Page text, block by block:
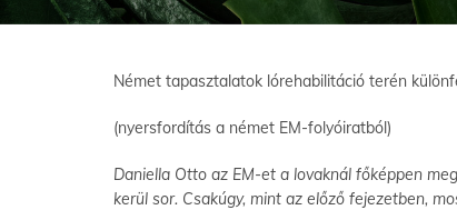
Német tapasztalatok lórehabilitáció terén
(nyersfordítás a német EM-folyóiratból)
Daniella Otto az EM-et a lovaknál főképpen
kerül sor. Csakúgy, mint az előző fejezetben,